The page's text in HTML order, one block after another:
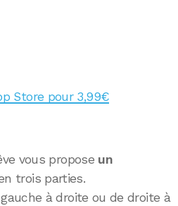
Store pour 3,99€
vous propose un
trois parties.
à droite ou de droite à